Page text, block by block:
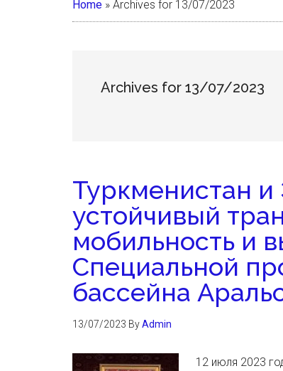
Home » Archives for 13/07/2023
Archives for 13/07/2023
Туркменистан
устойчивый
мобильность и
Специальной
бассейна
13/07/2023 ByAdmin
12 июля 2023